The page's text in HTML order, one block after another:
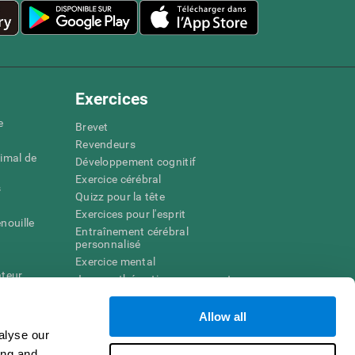
our
Allow all
de
la
Exercices
Brevet
Revendeurs
Développement cognitif
Exercice cérébral
Quizz pour la tête
Exercices pour l'esprit
Entraînement cérébral
personnalisé
Exercice mental
Jeux mathématiques amusants
Compréhension de lecture
Test de QI